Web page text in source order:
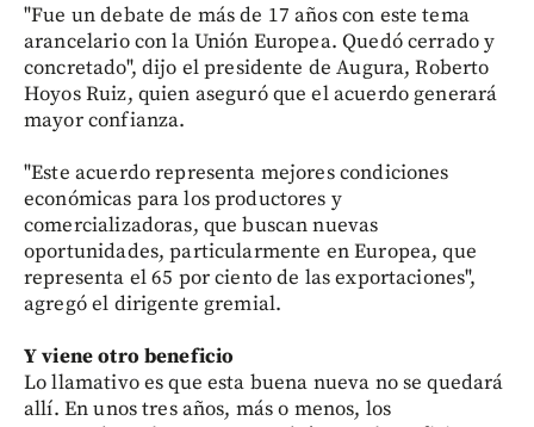
"Fue un debate de más de 17 años con este tema
arancelario con la Unión Europea. Quedó cerrado y
concretado", dijo el presidente de Augura, Roberto
Hoyos Ruiz, quien aseguró que el acuerdo generará
mayor confianza.
"Este acuerdo representa mejores condiciones
económicas para los productores y
comercializadoras, que buscan nuevas
oportunidades, particularmente en Europea, que
representa el 65 por ciento de las exportaciones",
agregó el dirigente gremial.
Y viene otro beneficio
Lo llamativo es que esta buena nueva no se quedará
allí. En unos tres años, más o menos, los